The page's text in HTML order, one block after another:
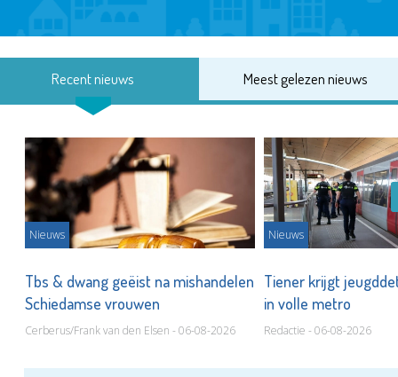
Recent nieuws Meest gelezen nieuws
Nieuws
Tbs & dwang geëist na mishandelen
Schiedamse vrouwen
Cerberus/Frank van den Elsen - 06-08-2026
Nieuws
Tiener krijgt
in volle metro
Redactie - 06-08-2026